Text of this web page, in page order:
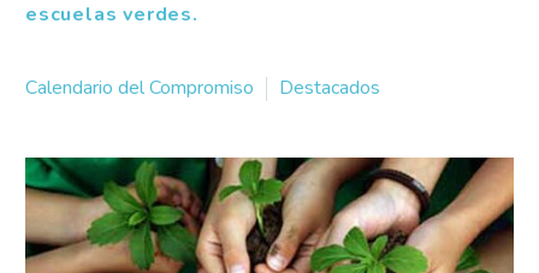
escuelas verdes.
Calendario del Compromiso Destacados